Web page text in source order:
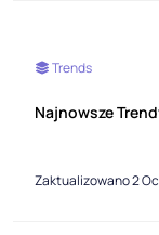
Trends
Najnowsze
Zaktualizowano 2